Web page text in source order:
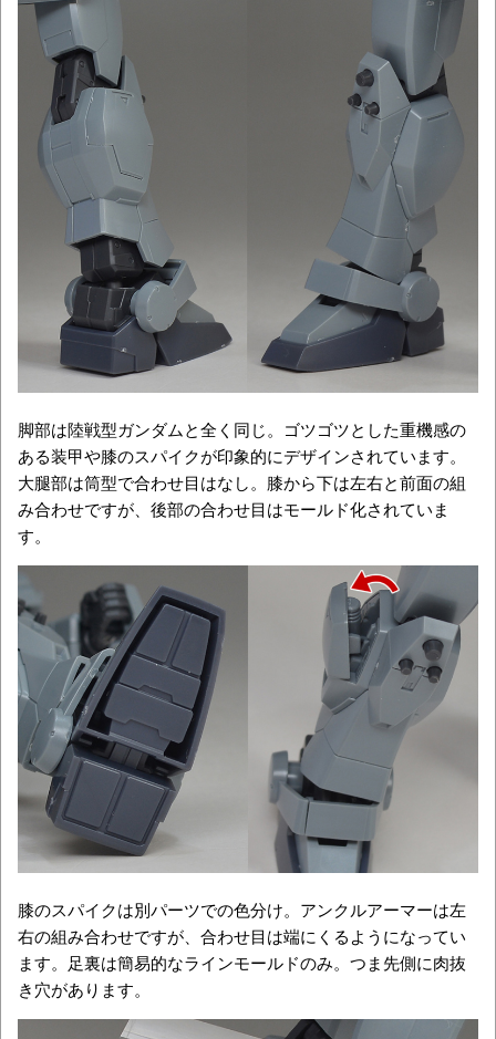
脚部は陸戦型ガンダムと全く同じ。ゴツゴツとした重機感の
ある装甲や膝のスパイクが印象的にデザインされています。
大腿部は筒型で合わせ目はなし。膝から下は左右と前面の組
み合わせですが、後部の合わせ目はモールド化されていま
す。
膝のスパイクは別パーツでの色分け。アンクルアーマーは左
右の組み合わせですが、合わせ目は端にくるようになってい
ます。足裏は簡易的なラインモールドのみ。つま先側に肉抜
き穴があります。